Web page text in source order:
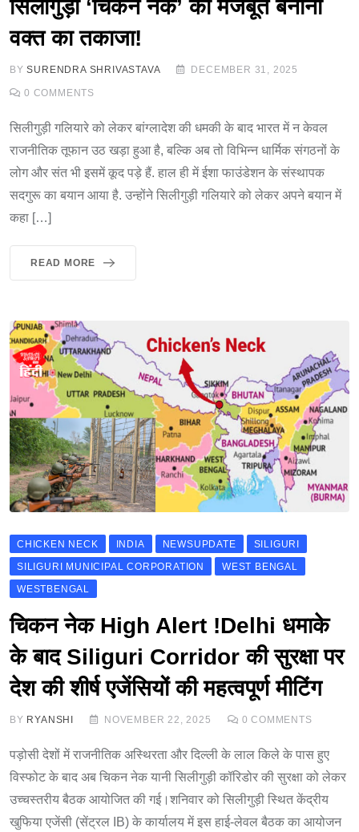
सिलीगुड़ी ‘चिकन नेक’ को मजबूत बनाना
वक्त का तकाजा!
BYSURENDRA SHRIVASTAVA DECEMBER 31, 2025
0 COMMENTS
सिलीगुड़ी गलियारे को लेकर बांग्लादेश की धमकी के बाद भारत में न केवल
राजनीतिक तूफान उठ खड़ा हुआ है, बल्कि अब तो विभिन्न धार्मिक संगठनों के
लोग और संत भी इसमें कूद पड़े हैं. हाल ही में ईशा फाउंडेशन के संस्थापक
सदगुरू का बयान आया है. उन्होंने सिलीगुड़ी गलियारे को लेकर अपने बयान में
कहा […]
READ MORE
CHICKEN NECK INDIA NEWSUPDATE
SILIGURI
SILIGURI MUNICIPAL CORPORATION
WEST BENGAL
WESTBENGAL
चिकन नेक High Alert !Delhi धमाके
के बाद Siliguri Corridor की सुरक्षा पर
देश की शीर्ष एजेंसियों की महत्वपूर्ण मीटिंग
BY RYANSHI NOVEMBER 22, 2025 0 COMMENTS
पड़ोसी देशों में राजनीतिक अस्थिरता और दिल्ली के लाल किले के पास हुए
विस्फोट के बाद अब चिकन नेक यानी सिलीगुड़ी कॉरिडोर की सुरक्षा को लेकर
उच्चस्तरीय बैठक आयोजित की गई।शनिवार को सिलीगुड़ी स्थित केंद्रीय
खुफिया एजेंसी (सेंट्रल IB) के कार्यालय में इस हाई-लेवल बैठक का आयोजन